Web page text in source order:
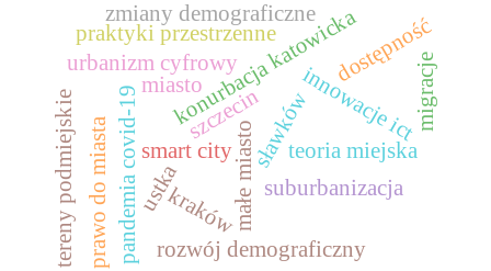
suburbanizacja
małe miastosławków
konurbacja katowicka
smart city
pandemia covid-19 innowacje ict
teoria miejska
prawo do miasta
urbanizm cyfrowy
praktyki przestrzenne
rozwój demograficzny
miastoszczecin
dostępność
tereny podmiejskie migracje
ustka
zmiany demograficzne
kraków